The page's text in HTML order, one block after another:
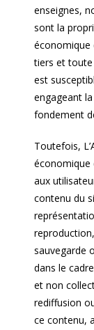
enseignes,
sont la
économique
tiers et
est
engageant
fondement
Toutefois,
économique
aux
contenu du
sauvegarde
dans le
et non
rediffusion
ce contenu,